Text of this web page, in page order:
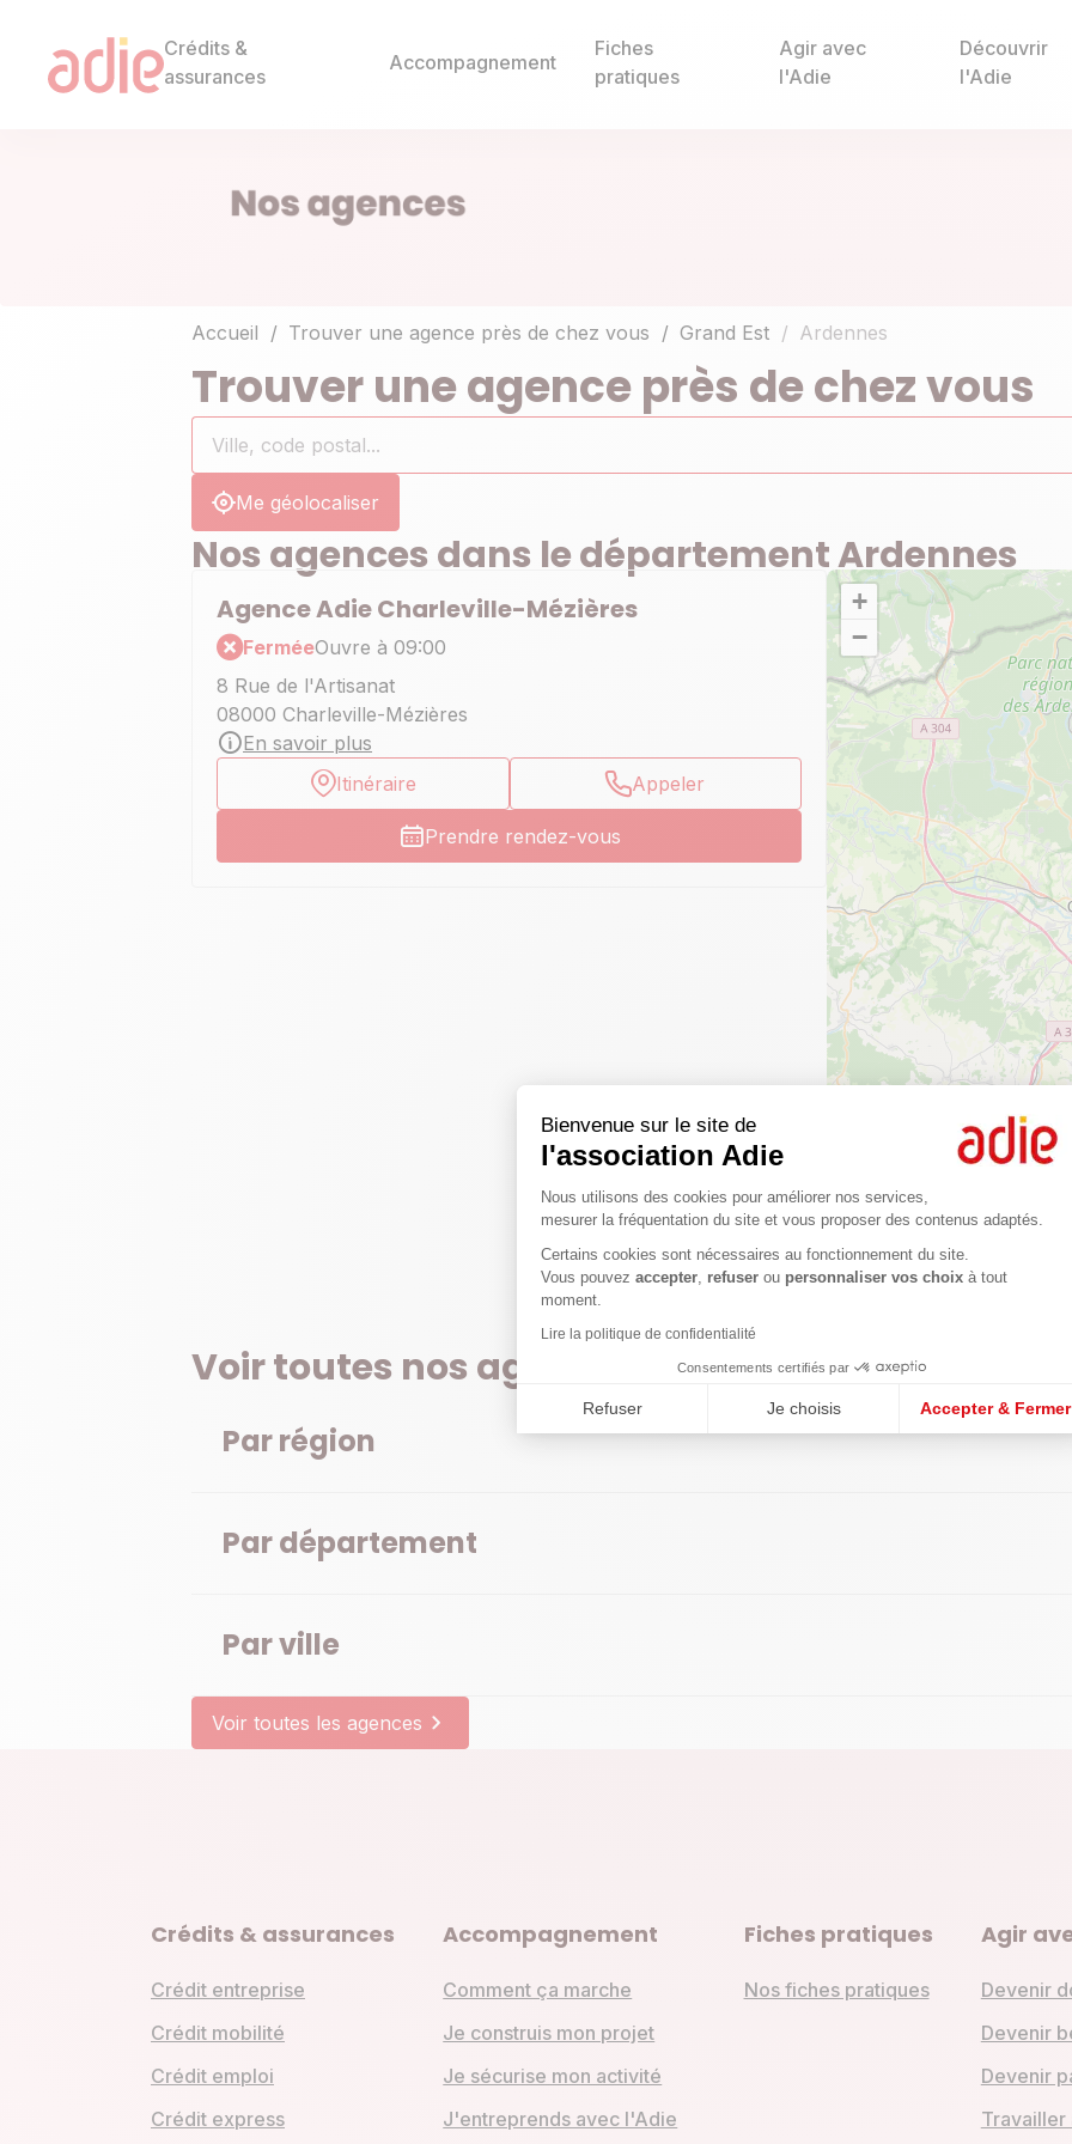
Bienvenue sur le site de
l'association Adie
Plateforme de Gestion du
Nous utilisons des cookies pour améliorer nos services,
mesurer la fréquentation du site et vous proposer des contenus adaptés.
Certains cookies sont nécessaires au fonctionnement du site.
Vous pouvez accepter refuser ou personnaliser vos choix à tout
moment.
Lire la politique de confidentialité
Consentements certifiés par
Refuser Je choisis Accepter & Fermer
Axeptio consent
Crédits &
assurances
Accompagnement
Fiches
pratiques
Agir avec
l'Adie
Découvrir
l'Adie
Accueil Trouver une agence près de chez vous Grand Est Ardennes
Trouver une agence près de chez vous
Ville,
code
0
résultat(s)
trouvé(s)
Me géolocaliser
Nos agences dans le département Ardennes
Agence Adie Charleville-Mézières
FerméeOuvre à 09:00
8 Rue de l'Artisanat
08000 Charleville-Mézières
En savoir plus
Itinéraire
Appeler
Prendre rendez-vous
+
−
Voir toutes nos agences
Par région
Par département
Par ville
Voir toutes les agences
Crédits & assurances
Crédit entreprise
Crédit mobilité
Crédit emploi
Crédit express
Accompagnement
Comment ça marche
Je construis mon projet
Je sécurise mon activité
J'entreprends avec l'Adie
Fiches pratiques
Nos fiches pratiques
Agir
Devenir
Devenir
Devenir
Travailler